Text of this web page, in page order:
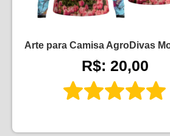
Arte para Camisa AgroDivas
R$: 20,00